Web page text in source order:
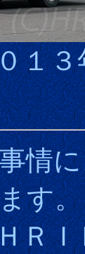
１
情
す。
ＲＩ